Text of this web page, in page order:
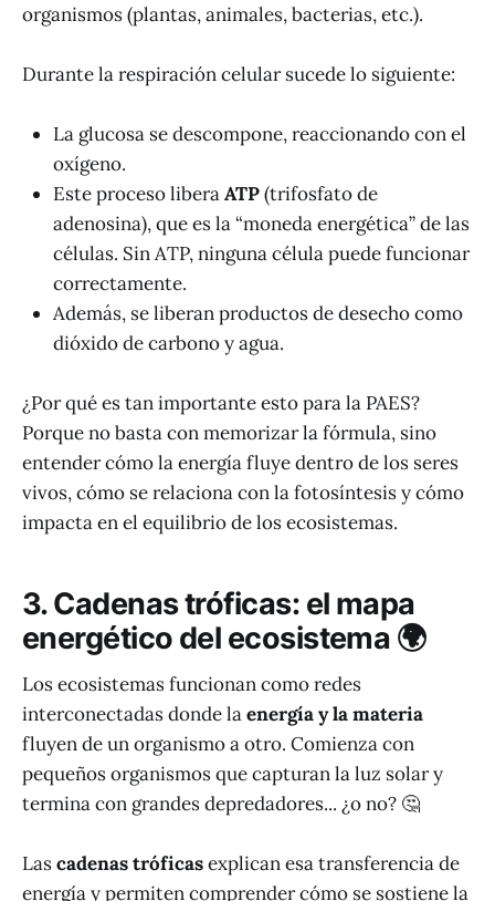
organismos (plantas, animales, bacterias, etc.).
Durante la respiración celular sucede lo siguiente:
La glucosa se descompone, reaccionando con el
oxígeno.
Este proceso liberaATP(trifosfato de
adenosina), que es la “moneda energética” de las
células. Sin ATP, ninguna célula puede funcionar
correctamente.
Además, se liberan productos de desecho como
dióxido de carbono y agua.
¿Por qué es tan importante esto para la PAES?
Porque no basta con memorizar la fórmula, sino
entender cómo la energía fluye dentro de los seres
vivos, cómo se relaciona con la fotosíntesis y cómo
impacta en el equilibrio de los ecosistemas.
3. Cadenas tróficas: el mapa
energético del ecosistema 🌍
Los ecosistemas funcionan como redes
interconectadas donde laenergía y la materia
fluyen de un organismo a otro. Comienza con
pequeños organismos que capturan la luz solar y
termina con grandes depredadores... ¿o no? 🤔
Lascadenas tróficasexplican esa transferencia de
energía y permiten comprender cómo se sostiene la